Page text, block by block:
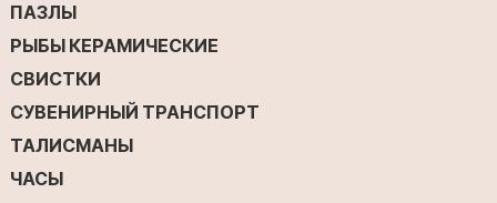
ПАЗЛЫ
РЫБЫ КЕРАМИЧЕСКИЕ
СВИСТКИ
СУВЕНИРНЫЙ ТРАНСПОРТ
ТАЛИСМАНЫ
ЧАСЫ